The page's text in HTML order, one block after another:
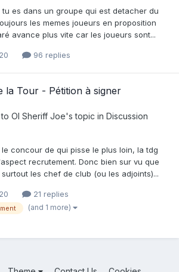
es dans un groupe qui est detacher du
les memes joueurs en proposition
avance plus vite car les joueurs sont...
96 replies
la Tour - Pétition à signer
Ol Sheriff Joe's topic in Discussion
concour de qui pisse le plus loin, la tdg
recrutement. Donc bien sur vu que
les chef de club (ou les adjoints)...
21 replies
(and 1 more)